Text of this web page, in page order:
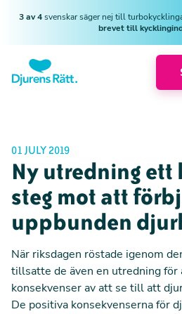
3 av 4svenskar säger nej till
brevet till
01 JULY 2019
Ny utredning ett
steg mot att
uppbunden
När riksdagen röstade igenom
tillsatte de även en utredning
konsekvenser av att se till att
De positiva konsekvenserna för